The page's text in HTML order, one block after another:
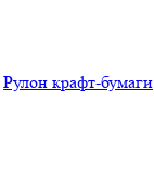
Рулон крафт-бумаги